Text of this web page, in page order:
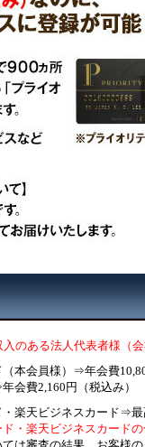
のある法人代表者様（
本会員様）⇒年会費
会費2,160円（税込み）
楽天ビジネスカード⇒最
ド・楽天ビジネスカード